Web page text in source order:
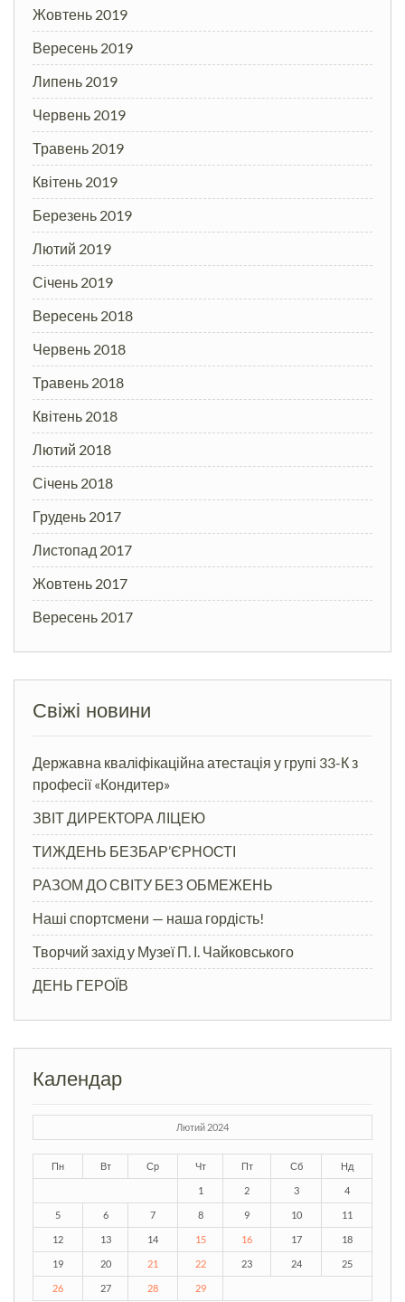
Жовтень 2019
Вересень 2019
Липень 2019
Червень 2019
Травень 2019
Квітень 2019
Березень 2019
Лютий 2019
Січень 2019
Вересень 2018
Червень 2018
Травень 2018
Квітень 2018
Лютий 2018
Січень 2018
Грудень 2017
Листопад 2017
Жовтень 2017
Вересень 2017
Свіжі новини
Державна кваліфікаційна атестація у групі 33-К з
професії «Кондитер»
ЗВІТ ДИРЕКТОРА ЛІЦЕЮ
ТИЖДЕНЬ БЕЗБАР’ЄРНОСТІ
РАЗОМ ДО СВІТУ БЕЗ ОБМЕЖЕНЬ
Наші спортсмени — наша гордість!
Творчий захід у Музеї П. І. Чайковського
ДЕНЬ ГЕРОЇВ
Календар
Лютий 2024
Пн Вт Ср Чт Пт Сб Нд
1 2 3 4
5 6 7 8 9 10 11
12 13 14 15 16 17 18
19 20 21 22 23 24 25
26 27 28 29